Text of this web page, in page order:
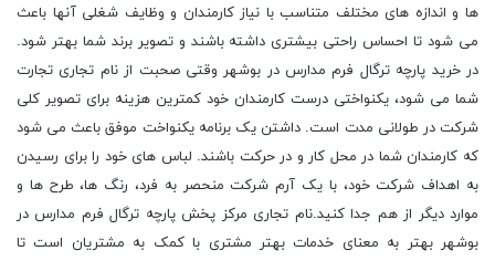
ها و اندازه های مختلف متناسب با نیاز کارمندان و وظایف شغلی آنها باعث
می شود تا احساس راحتی بیشتری داشته باشند و تصویر برند شما بهتر شود.
در خرید پارچه ترگال فرم مدارس در بوشهر وقتی صحبت از نام تجاری تجارت
شما می شود، یکنواختی درست کارمندان خود کمترین هزینه برای تصویر کلی
شرکت در طولانی مدت است. داشتن یک برنامه یکنواخت موفق باعث می شود
که کارمندان شما در محل کار و در حرکت باشند. لباس های خود را برای رسیدن
به اهداف شرکت خود، با یک آرم شرکت منحصر به فرد، رنگ ها، طرح ها و
موارد دیگر از هم جدا کنید.نام تجاری مرکز پخش پارچه ترگال فرم مدارس در
بوشهر بهتر به معنای خدمات بهتر مشتری با کمک به مشتریان است تا